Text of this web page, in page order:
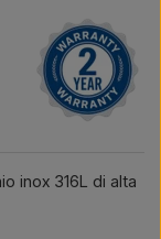
inox 316L di alta